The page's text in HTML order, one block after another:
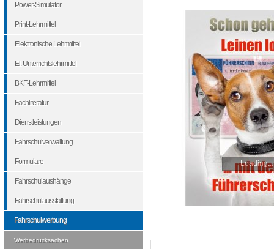
Loading...
Power-Simulator
Print-Lehrmittel
Elektronische Lehrmittel
El. Unterrichtslehrmittel
BKF-Lehrmittel
Fachliteratur
Dienstleistungen
Fahrschulverwaltung
Formulare
Fahrschulaushänge
Fahrschulausstattung
Fahrschulwerbung
Werbedrucksachen